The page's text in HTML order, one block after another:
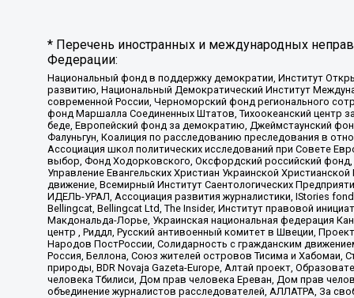
* Перечень иностранных и международных
Федерации:
Национальный фонд в поддержку демократии, Институт
развитию, Национальный Демократический Институт
современной России, Черноморский фонд регионального
фонд Маршалла Соединенных Штатов, Тихоокеанский центр
беде, Европейский фонд за демократию, Джеймстаунский
Фалуньгун, Коалиция по расследованию преследования в
Ассоциация школ политических исследований при Совете
выбор, Фонд Ходорковского, Оксфордский российский
Управление Евангельских Христиан Украинской
движение, Всемирный Институт Саентологических
ИДЕЛЬ-УРАЛ, Ассоциация развития журналистики, IStories
Bellingcat, Bellingcat Ltd, The Insider, Институт правовой
Макдональда-Лорье, Украинская национальная федерация
центр , Риддл, Русский антивоенный комитет в Швеции,
Народов ПостРоссии, Солидарность с гражданским
Россия, Беллона, Союз жителей островов Тисима и Хабомаи,
природы, BDR Novaja Gazeta-Europe, Алтай проект,
человека Тбилиси, Дом прав человека Ереван, Дом прав
объединение журналистов расследователей, АЛЛАТРА, За